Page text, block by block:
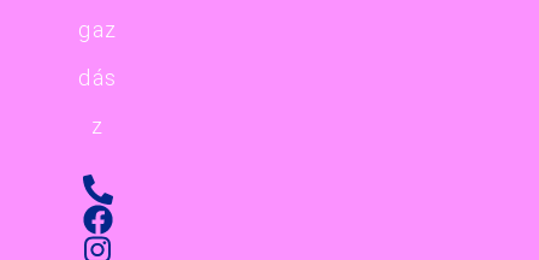
gaz
dás
z